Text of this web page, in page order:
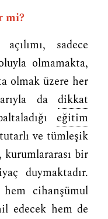
mi?
sadece
olmamakta,
olmak üzere her
dadikkat
eğitim
ve tümleşik
bir
duymaktadır.
cihanşümul
edecek hem de